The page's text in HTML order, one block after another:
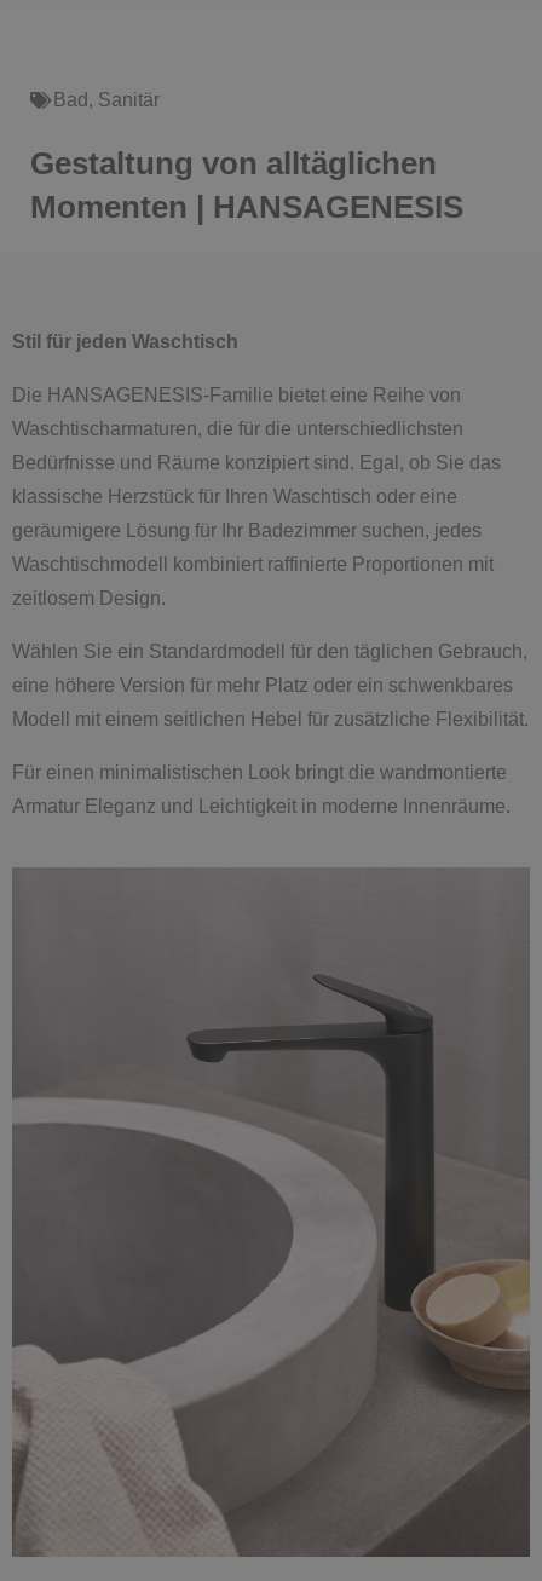
Bad , Sanitär
Gestaltung von alltäglichen
Momenten | HANSAGENESIS
Stil für jeden Waschtisch
Die HANSAGENESIS-Familie bietet eine Reihe von
Waschtischarmaturen, die für die unterschiedlichsten
Bedürfnisse und Räume konzipiert sind. Egal, ob Sie das
klassische Herzstück für Ihren Waschtisch oder eine
geräumigere Lösung für Ihr Badezimmer suchen, jedes
Waschtischmodell kombiniert raffinierte Proportionen mit
zeitlosem Design.
Wählen Sie ein Standardmodell für den täglichen Gebrauch,
eine höhere Version für mehr Platz oder ein schwenkbares
Modell mit einem seitlichen Hebel für zusätzliche Flexibilität.
Für einen minimalistischen Look bringt die wandmontierte
Armatur Eleganz und Leichtigkeit in moderne Innenräume.